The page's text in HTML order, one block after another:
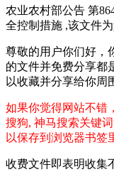
农业农村部公告 第
全控制措施 ,该文件
尊敬的用户你们好，
的文件并免费分享都
以收藏并分享给你周
如果你觉得网站不错
搜狗, 神马搜索关键
以保存到浏览器书签
收费文件即表明收集